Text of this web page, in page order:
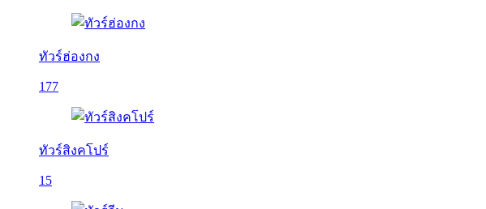
ทัวร์ฮ่องกง
177
ทัวร์สิงคโปร์
15